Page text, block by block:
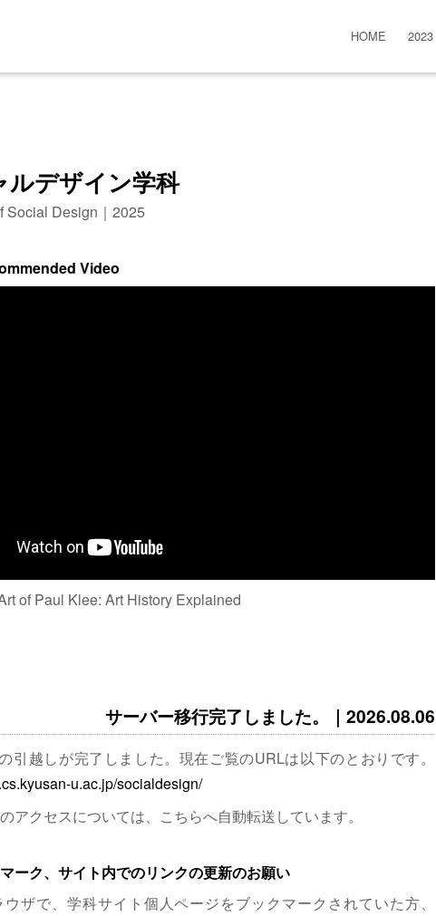
HOME 2023
ルデザイン学科
Social Design｜2025
Video
of Paul Klee: Art History Explained
サーバー移行完了しました。｜2026.08.06
引越しが完了しました。現在ご覧のURLは以下のとおりです。
u.ac.jp/socialdesign/
アクセスについては、こちらへ自動転送しています。
ーク、サイト内でのリンクの更新のお願い
ザで、学科サイト個人ページをブックマークされていた方、